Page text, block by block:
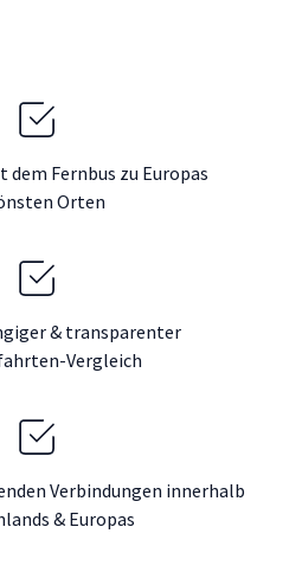
dem Fernbus zu Europas
Orten
& transparenter
Vergleich
Verbindungen innerhalb
& Europas